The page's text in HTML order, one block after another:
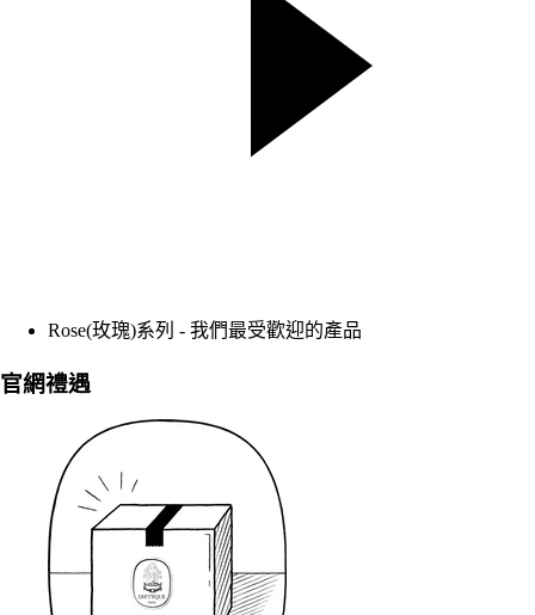
Rose(玫瑰)系列 - 我們最受歡迎的產品
官網禮遇